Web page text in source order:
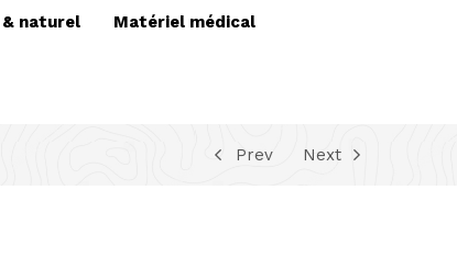
& naturel Matériel médical
Prev Next